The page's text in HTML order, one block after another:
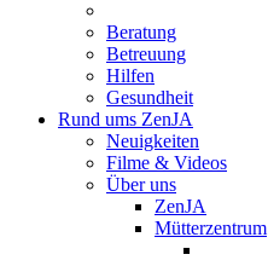
Beratung
Betreuung
Hilfen
Gesundheit
Rund ums ZenJA
Neuigkeiten
Filme & Videos
Über uns
ZenJA
Mütterzentrum